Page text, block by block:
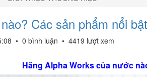
Các sản phẩm nổi
• 0 bình luận • 4419 lượt xem
Hãng Alpha Works của nước